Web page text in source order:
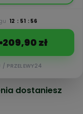
12 : 51 : 55
209,90 zł
/ PRZELEWY24
dostaniesz